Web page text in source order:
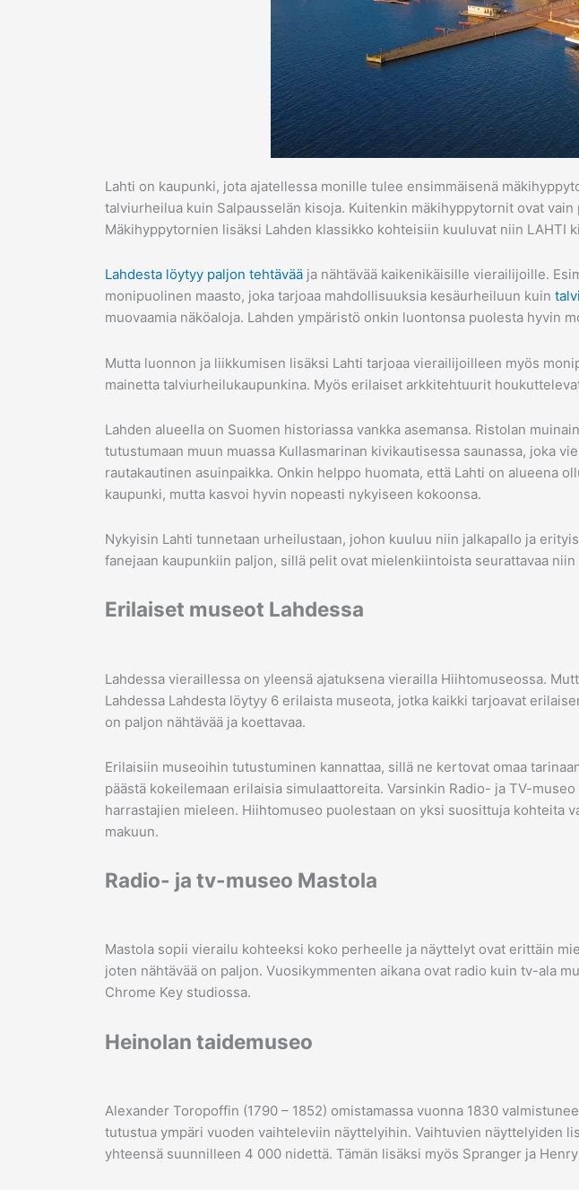
Lahti on kaupunki, jota ajatellessa monille tulee ensimmäisenä
talviurheilua kuin Salpausselän kisoja. Kuitenkin mäkihyppytornit ovat
Mäkihyppytornien lisäksi Lahden klassikko kohteisiin kuuluvat niin LAHTI
Lahdesta löytyy paljon tehtävää ja nähtävää kaikenikäisille vierailijoille.
monipuolinen maasto, joka tarjoaa mahdollisuuksia kesäurheiluun kuin
muovaamia näköaloja. Lahden ympäristö onkin luontonsa puolesta hyvin
Mutta luonnon ja liikkumisen lisäksi Lahti tarjoaa vierailijoilleen myös
mainetta talviurheilukaupunkina. Myös erilaiset arkkitehtuurit
Lahden alueella on Suomen historiassa vankka asemansa. Ristolan
tutustumaan muun muassa Kullasmarinan kivikautisessa saunassa, joka
rautakautinen asuinpaikka. Onkin helppo huomata, että Lahti on alueena
kaupunki, mutta kasvoi hyvin nopeasti nykyiseen kokoonsa.
Nykyisin Lahti tunnetaan urheilustaan, johon kuuluu niin jalkapallo ja
fanejaan kaupunkiin paljon, sillä pelit ovat mielenkiintoista seurattavaa
Erilaiset museot Lahdessa
Lahdessa vieraillessa on yleensä ajatuksena vierailla Hiihtomuseossa.
Lahdessa Lahdesta löytyy 6 erilaista museota, jotka kaikki tarjoavat
on paljon nähtävää ja koettavaa.
Erilaisiin museoihin tutustuminen kannattaa, sillä ne kertovat omaa
päästä kokeilemaan erilaisia simulaattoreita. Varsinkin Radio- ja TV-
harrastajien mieleen. Hiihtomuseo puolestaan on yksi suosittuja kohteita
makuun.
Radio- ja tv-museo Mastola
Mastola sopii vierailu kohteeksi koko perheelle ja näyttelyt ovat erittäin
joten nähtävää on paljon. Vuosikymmenten aikana ovat radio kuin tv-ala
Chrome Key studiossa.
Heinolan taidemuseo
Alexander Toropoffin (1790 – 1852) omistamassa vuonna 1830
tutustua ympäri vuoden vaihteleviin näyttelyihin. Vaihtuvien näyttelyiden
yhteensä suunnilleen 4 000 nidettä. Tämän lisäksi myös Spranger ja